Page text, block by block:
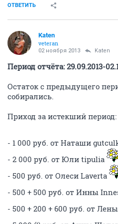
ОТВЕТИТЬ
Katen
veteran
02 ноября 2013 Katen
Период отчёта: 29.09.2013-
Остаток с предыдущего
собирались.
Приход за истекший период:
- 1 000 руб. от Наташи
- 2 000 руб. от Юли tipulia
- 500 руб. от Олеси Laverta
- 500 + 500 руб. от Инны
- 500 + 200 + 600 руб. от